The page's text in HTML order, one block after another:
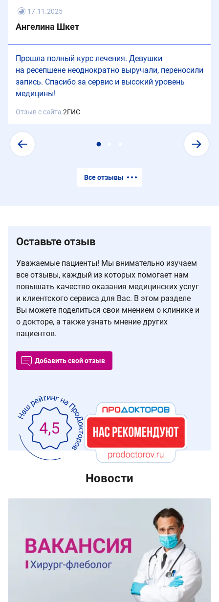
17.11.2025
Ангелина Шкет
Прошла полный курс лечения. Девушки
на ресепшене неоднократно выручали, переносили
запись. Спасибо за сервис и высокий уровень
медицины!
Отзыв с сайта 2ГИС
Все отзывы
Оставьте отзыв
Уважаемые пациенты! Мы внимательно изучаем
все отзывы, каждый из которых помогает нам
повышать качество оказания медицинских услуг
и клиентского сервиса для Вас. В этом разделе
Вы можете поделиться свои мнением о клинике и
о докторе, а также узнать мнение других
пациентов.
Добавить свой отзыв
Новости